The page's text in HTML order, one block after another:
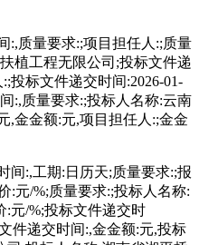
质量要求:;项目担任人:;质量
植工程无限公司;投标文件递
投标文件递交时间:2026-01-
:,质量要求:;投标人名称:云南
,金金额:元,项目担任人:;金金
:,工期:日历天;质量要求:;报
:元/%;质量要求:;投标人名称:
:元/%;投标文件递交时
件递交时间:,金金额:元,投标